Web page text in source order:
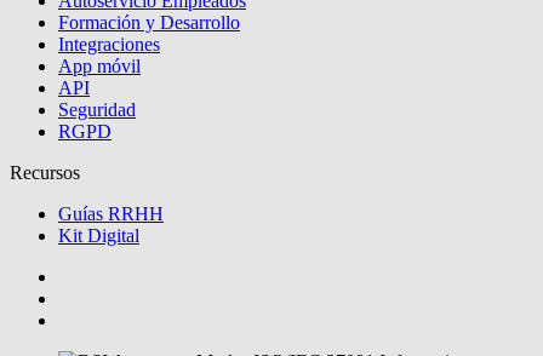
Formación y Desarrollo
Integraciones
App móvil
API
Seguridad
RGPD
Recursos
Guías RRHH
Kit Digital